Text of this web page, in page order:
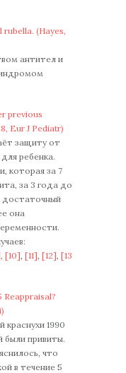
(Hayes,
антител и
previous
Eur J Pediatr)
защиту от
ребенка.
которая за 7
за 3 года до
достаточный
она
[10] [11] [12] [13
Reappraisal?
1990
были привиты.
что
в течение 5